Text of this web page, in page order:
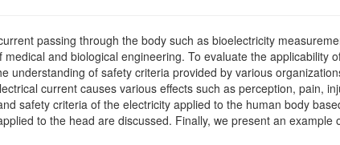
passing through the body such as bioelectricity
and biological engineering. To evaluate the applicability
understanding of safety criteria provided by various
current causes various effects such as perception, pain,
safety criteria of the electricity applied to the human body
to the head are discussed. Finally, we present an